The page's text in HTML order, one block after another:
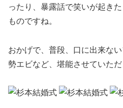
ったり、暴露話で笑いが起き
ものですね。
おかげで、普段、口に出来な
勢エビなど、堪能させていただ